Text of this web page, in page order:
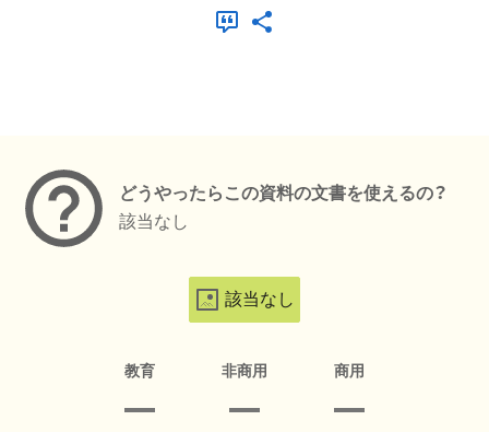
どうやったらこの資料の文書を使えるの？
該当なし
該当なし
教育 非商用 商用